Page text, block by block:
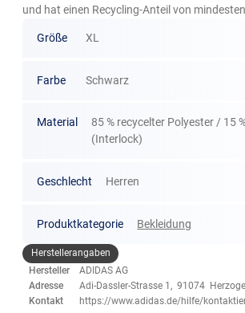
und hat einen Recycling-Anteil von
Größe XL
Farbe Schwarz
Material
85 % recycelter Polyester / 15
(Interlock)
Geschlecht Herren
Produktkategorie Bekleidung
Herstellerangaben
Hersteller
ADIDAS AG
Adresse
Adi-Dassler-Strasse 1, 91074
Kontakt
https://www.adidas.de/hilfe/